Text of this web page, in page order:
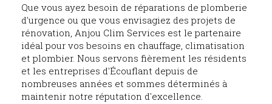
Que vous ayez besoin de réparations de plomberie
d'urgence ou que vous envisagiez des projets de
rénovation, Anjou Clim Services est le partenaire
idéal pour vos besoins en chauffage, climatisation
et plombier. Nous servons fièrement les résidents
et les entreprises d'Écouflant depuis de
nombreuses années et sommes déterminés à
maintenir notre réputation d'excellence.